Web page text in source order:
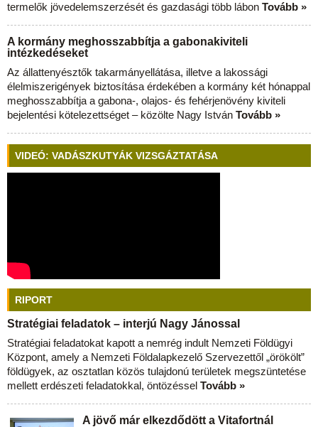
termelők jövedelemszerzését és gazdasági több lábon Tovább »
A kormány meghosszabbítja a gabonakiviteli
intézkedéseket
Az állattenyésztők takarmányellátása, illetve a lakossági
élelmiszerigények biztosítása érdekében a kormány két hónappal
meghosszabbítja a gabona-, olajos- és fehérjenövény kiviteli
bejelentési kötelezettséget – közölte Nagy István Tovább »
VIDEÓ: VADÁSZKUTYÁK VIZSGÁZTATÁSA
RIPORT
Stratégiai feladatok – interjú Nagy Jánossal
Stratégiai feladatokat kapott a nemrég indult Nemzeti Földügyi
Központ, amely a Nemzeti Földalapkezelő Szervezettől „örökölt”
földügyek, az osztatlan közös tulajdonú területek megszüntetése
mellett erdészeti feladatokkal, öntözéssel Tovább »
A jövő már elkezdődött a Vitafortnál